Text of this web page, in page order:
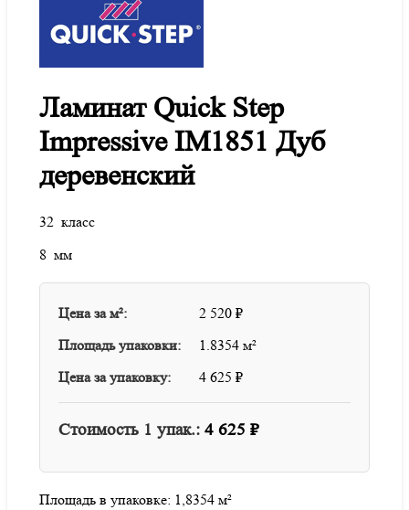
Ламинат Quick Step
Impressive IM1851 Дуб
деревенский
32 класс
8 мм
Цена за м²: 2 520 ₽
Площадь упаковки:
1.8354 м²
Цена за упаковку:
4 625 ₽
Стоимость 1 упак.: 4 625 ₽
Площадь в упаковке: 1,8354 м²